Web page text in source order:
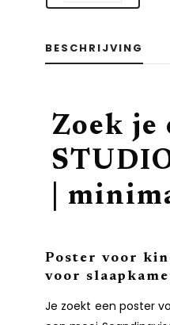
BESCHRIJVING
Zoek je
|
Poster voor
voor
Je zoekt een poster